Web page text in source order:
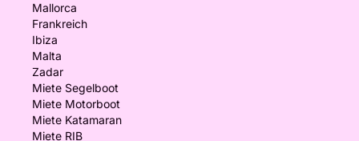
Mallorca
Frankreich
Ibiza
Malta
Zadar
Miete Segelboot
Miete Motorboot
Miete Katamaran
Miete RIB